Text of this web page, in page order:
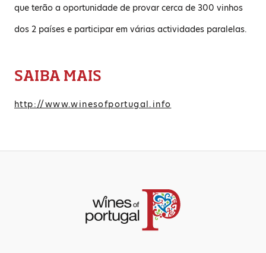
que terão a oportunidade de provar cerca de 300 vinhos
dos 2 países e participar em várias actividades paralelas.
SAIBA MAIS
http://www.winesofportugal.info